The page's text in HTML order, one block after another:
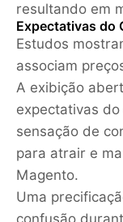
resultando em
Expectativas do
Estudos
associam
A exibição
expectativas
sensação de
para atrair e
Magento.
Uma